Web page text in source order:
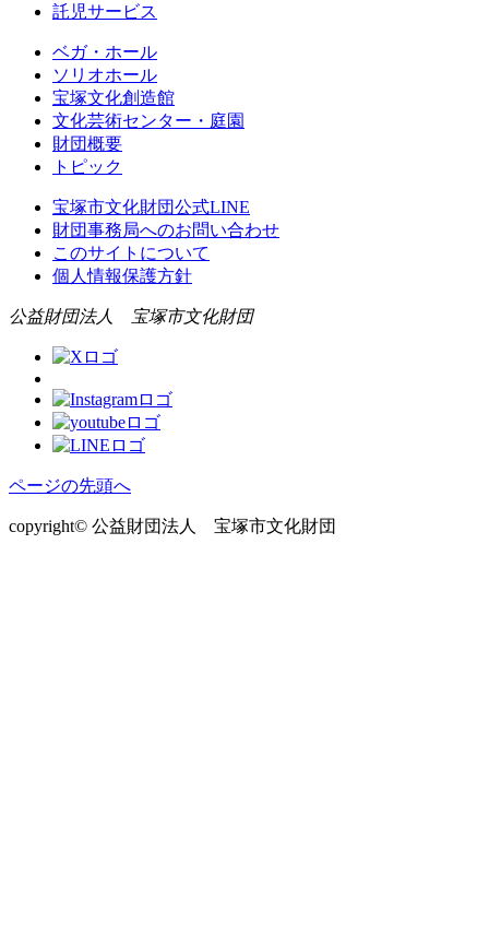
託児サービス
ベガ・ホール
ソリオホール
宝塚文化創造館
文化芸術センター・庭園
財団概要
トピック
宝塚市文化財団公式LINE
財団事務局へのお問い合わせ
このサイトについて
個人情報保護方針
公益財団法人 宝塚市文化財団
ページの先頭へ
copyright© 公益財団法人 宝塚市文化財団